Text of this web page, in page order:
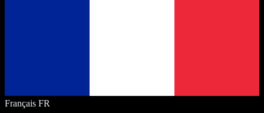
Français FR